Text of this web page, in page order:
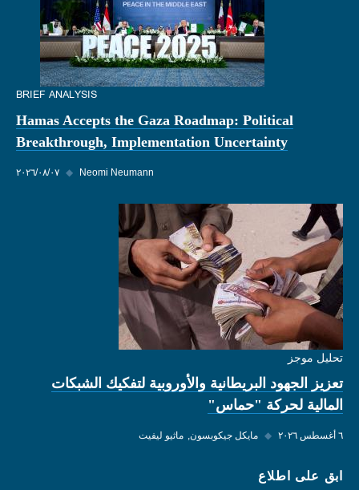
BRIEF ANALYSIS
Hamas Accepts the Gaza Roadmap: Political
Breakthrough, Implementation Uncertainty
٠٧‏/٠٨‏/٢٠٢٦ ◆ Neomi Neumann
تحليل موجز
تعزيز الجهود البريطانية والأوروبية لتفكيك الشبكات
المالية لحركة "حماس"
٦ أغسطس ٢٠٢٦ ◆ مايكل جيكوبسون ماثيو ليفيت
ابق على اطلاع